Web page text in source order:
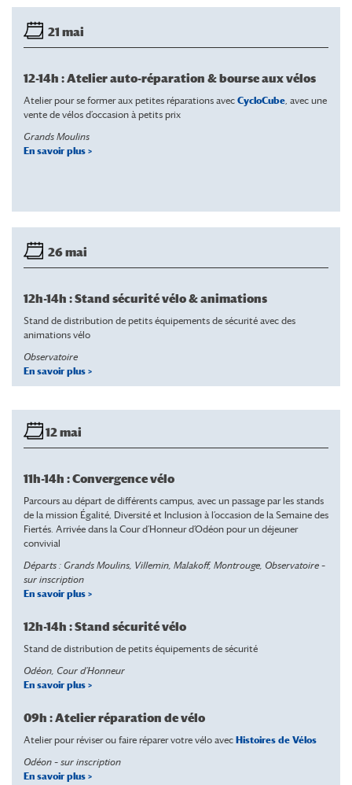
21 mai
12-14h : Atelier auto-réparation & bourse aux vélos
Atelier pour se former aux petites réparations avec CycloCube, avec une
vente de vélos d’occasion à petits prix
Grands Moulins
En savoir plus >
26 mai
12h-14h : Stand sécurité vélo & animations
Stand de distribution de petits équipements de sécurité avec des
animations vélo
Observatoire
En savoir plus >
12 mai
11h-14h : Convergence vélo
Parcours au départ de différents campus, avec un passage par les stands
de la mission Égalité, Diversité et Inclusion à l’occasion de la Semaine des
Fiertés. Arrivée dans la Cour d’Honneur d’Odéon pour un déjeuner
convivial
Départs : Grands Moulins, Villemin, Malakoff, Montrouge, Observatoire –
sur inscription
En savoir plus >
12h-14h : Stand sécurité vélo
Stand de distribution de petits équipements de sécurité
Odéon, Cour d’Honneur
En savoir plus >
09h : Atelier réparation de vélo
Atelier pour réviser ou faire réparer votre vélo avec Histoires de Vélos
Odéon – sur inscription
En savoir plus >